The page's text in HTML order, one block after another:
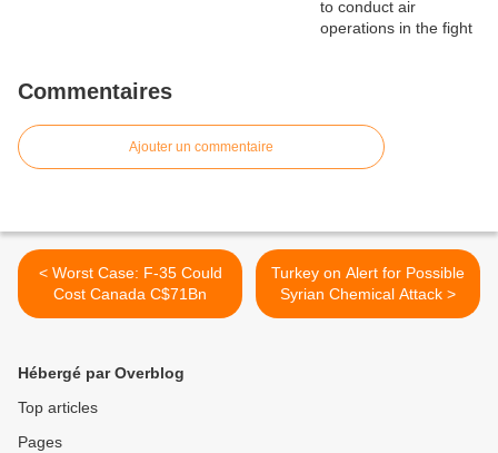
Commentaires
Ajouter un commentaire
< Worst Case: F-35 Could
Cost Canada C$71Bn
Turkey on Alert for Possible
Syrian Chemical Attack >
Hébergé par Overblog
Top articles
Pages